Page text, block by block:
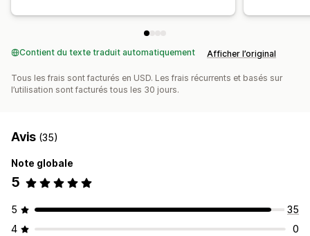
Contient du texte traduit automatiquement Afficher l’original
Tous les frais sont facturés en USD. Les frais récurrents et basés sur
l’utilisation sont facturés tous les 30 jours.
Avis (35)
Note globale
5
5
35
4
0